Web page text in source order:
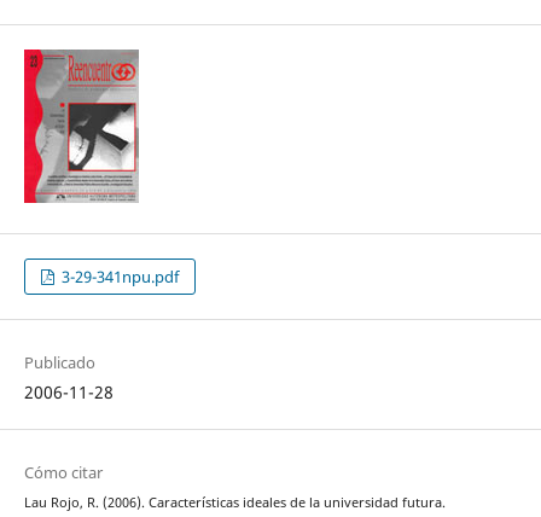
3-29-341npu.pdf
Publicado
2006-11-28
Cómo citar
Lau Rojo, R. (2006). Características ideales de la universidad futura.